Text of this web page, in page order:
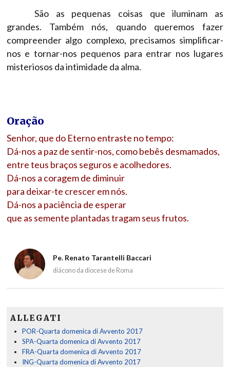
São as pequenas coisas que iluminam as
grandes. Também nós, quando queremos fazer
compreender algo complexo, precisamos simplificar-
nos e tornar-nos pequenos para entrar nos lugares
misteriosos da intimidade da alma.
Oração
Senhor, que do Eterno entraste no tempo:
Dá-nos a paz de sentir-nos, como bebês desmamados,
entre teus braços seguros e acolhedores.
Dá-nos a coragem de diminuir
para deixar-te crescer em nós.
Dá-nos a paciência de esperar
que as semente plantadas tragam seus frutos.
Pe. Renato Tarantelli Baccari
diácono da diocese de Roma
ALLEGATI
POR-Quarta domenica di Avvento 2017
SPA-Quarta domenica di Avvento 2017
FRA-Quarta domenica di Avvento 2017
ING-Quarta domenica di Avvento 2017